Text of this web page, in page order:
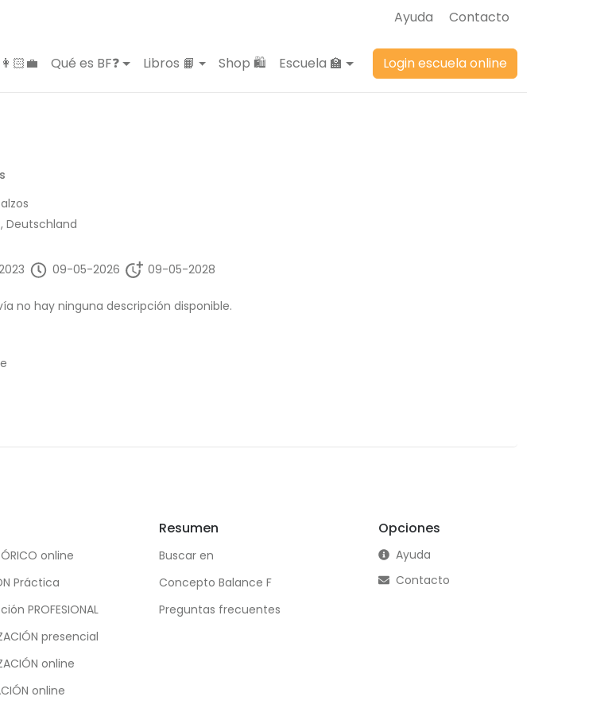
Ayuda Contacto
Qué es BF❓ Libros 📙 Shop 🛍️ Escuela 🏫 Login escuela online
Deutschland
09-05-2026 09-05-2028
no hay ninguna descripción disponible.
online
Práctica
PROFESIONAL
presencial
online
online
Resumen
Buscar en
Concepto Balance F
Preguntas frecuentes
Opciones
Ayuda
Contacto